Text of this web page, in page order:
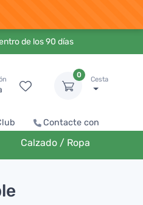
de los 90 días
0
Cesta
Contacte con
Calzado / Ropa